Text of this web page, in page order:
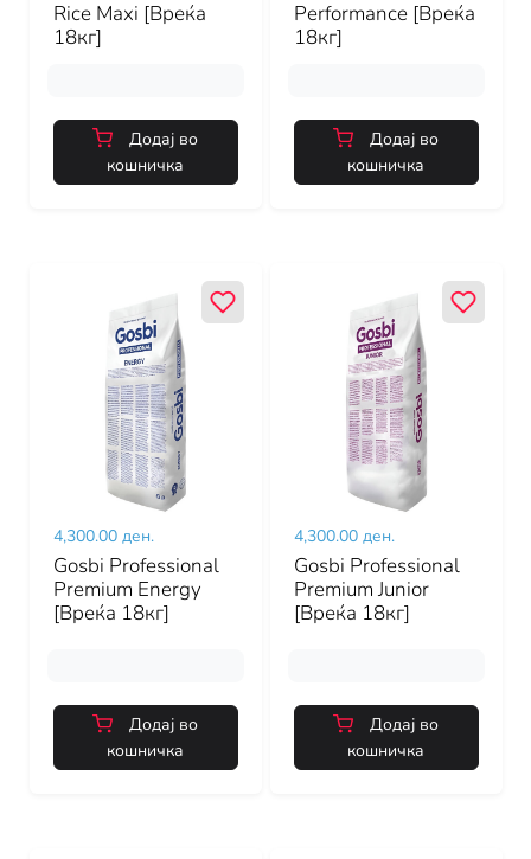
Rice Maxi [Вреќа
18кг]
Додај во
кошничка
Performance [Вреќа
18кг]
Додај во
кошничка
4,300.00 ден.
Gosbi Professional
Premium Energy
[Вреќа 18кг]
Додај во
кошничка
4,300.00 ден.
Gosbi Professional
Premium Junior
[Вреќа 18кг]
Додај во
кошничка